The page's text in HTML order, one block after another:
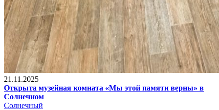
21.11.2025
Открыта музейная комната «Мы этой памяти верны» в
Солнечном
Солнечный